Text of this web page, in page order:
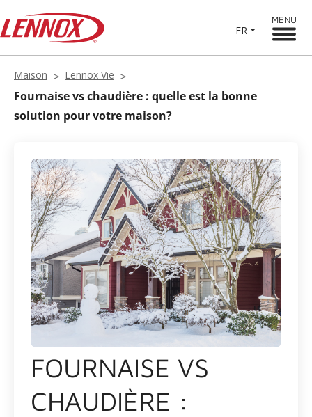
FR
MENU
Maison Lennox Vie
Fournaise vs chaudière : quelle est la bonne
solution pour votre maison?
FOURNAISE VS
CHAUDIÈRE :